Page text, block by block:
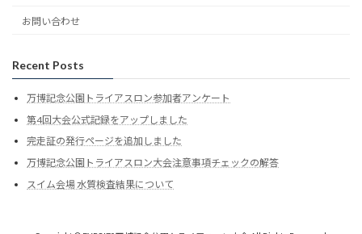
お問い合わせ
Recent Posts
万博記念公園トライアスロン参加者アンケート
第4回大会公式記録をアップしました
完走証の発行ページを追加しました
万博記念公園トライアスロン大会注意事項チェックの解答
スイム会場 水質検査結果について